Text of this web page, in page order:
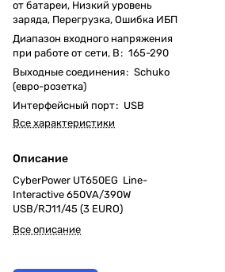
от батареи, Низкий уровень
заряда, Перегрузка, Ошибка ИБП
Диапазон входного напряжения
при работе от сети, В: 165-290
Выходные соединения: Schuko
(евро-розетка)
Интерфейсный порт: USB
Все характеристики
Описание
CyberPower UT650EG Line-
Interactive 650VA/390W
USB/RJ11/45 (3 EURO)
Все описание